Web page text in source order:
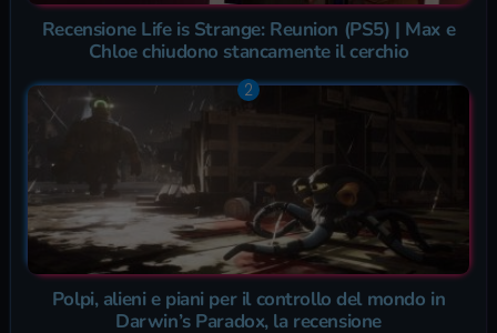
Recensione Life is Strange: Reunion (PS5) | Max e
Chloe chiudono stancamente il cerchio
Polpi, alieni e piani per il controllo del mondo in
Darwin’s Paradox, la recensione